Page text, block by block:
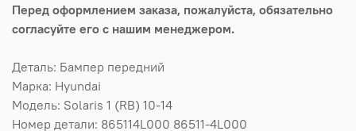
Перед оформлением заказа, пожалуйста, обязательно
согласуйте его с нашим менеджером.
Деталь: Бампер передний
Марка: Hyundai
Модель: Solaris 1 (RB) 10-14
Номер детали: 865114L000 86511-4L000